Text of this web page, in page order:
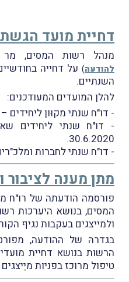
דחיית מועד
מנהל רשות המסים, מר
להודעה) על דחייה
השנתיים.
להלן המועדים המעודכנים:
- דו"ח שנתי מקוּון ליחידים – 30.7.2020.
- דו"ח שנתי ליחידים
30.6.2020.
- דו"ח שנתי לחברות ומלכ"רים –
מתן מענה לציבור
פורסמה הודעתה של רו"ח
המסים, בנושא היערכות
ולמייצגים בעקבות נגיף
בגדרהּ של ההודעה,
הרשות בנושא דחיית
טיפול מרוכז בפניות